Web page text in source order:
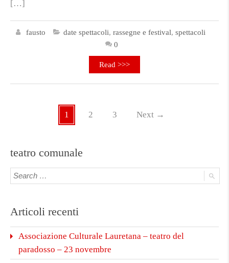
[…]
fausto date spettacoli, rassegne e festival, spettacoli
0
Read >>>
1 2 3 Next →
teatro comunale
Articoli recenti
Associazione Culturale Lauretana – teatro del
paradosso – 23 novembre